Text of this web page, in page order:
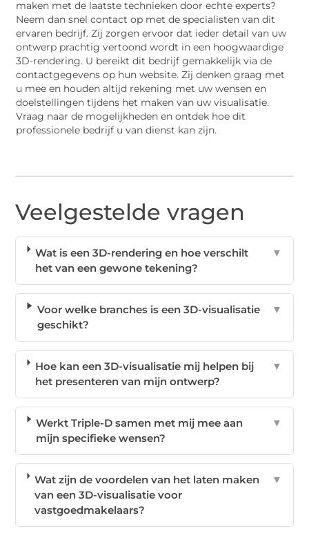
maken met de laatste technieken door echte experts?
Neem dan snel contact op met de specialisten van dit
ervaren bedrijf. Zij zorgen ervoor dat ieder detail van uw
ontwerp prachtig vertoond wordt in een hoogwaardige
3D-rendering. U bereikt dit bedrijf gemakkelijk via de
contactgegevens op hun website. Zij denken graag met
u mee en houden altijd rekening met uw wensen en
doelstellingen tijdens het maken van uw visualisatie.
Vraag naar de mogelijkheden en ontdek hoe dit
professionele bedrijf u van dienst kan zijn.
Veelgestelde vragen
Wat is een 3D-rendering en hoe verschilt
het van een gewone tekening?
▼
Voor welke branches is een 3D-visualisatie
geschikt?
▼
Hoe kan een 3D-visualisatie mij helpen bij
het presenteren van mijn ontwerp?
▼
Werkt Triple-D samen met mij mee aan
mijn specifieke wensen?
▼
Wat zijn de voordelen van het laten maken
van een 3D-visualisatie voor
vastgoedmakelaars?
▼